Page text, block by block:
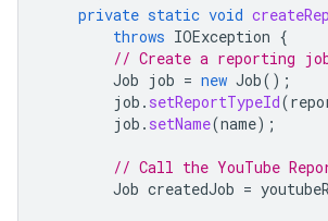
private static void
throws IOException {
// Create a reporting
Job job = new Job();
job . setReportTypeId(
job . setName(name);
// Call the YouTube
Job createdJob =